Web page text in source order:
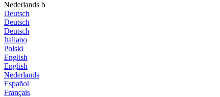
Nederlands b
Deutsch
Deutsch
Deutsch
Italiano
Polski
English
English
Nederlands
Español
Français